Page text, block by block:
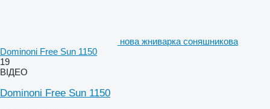
нова жниварка соняшникова
Dominoni Free Sun 1150
19
ВІДЕО
Dominoni Free Sun 1150